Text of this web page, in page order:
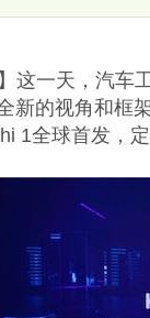
这一天，汽
新的视角和框
1全球首发，